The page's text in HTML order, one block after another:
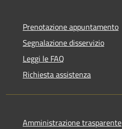
Prenotazione appuntamento
Segnalazione disservizio
Leggi le FAQ
Richiesta assistenza
Amministrazione trasparente